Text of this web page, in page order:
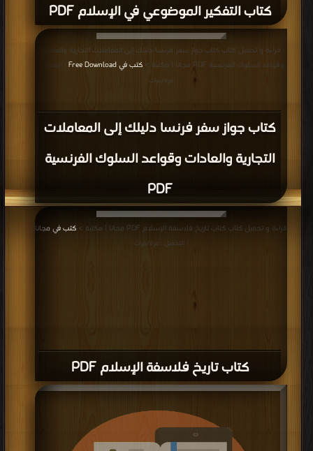
كتاب جواز سفر فرنسا دليلك إلى المعاملات
التجارية والعادات وقواعد السلوك الفرنسية
PDF
قراءة و تحميل كتاب كتاب جواز سفر فرنسا دليلك إلى المعاملات التجارية والعادات
وقواعد السلوك الفرنسية PDF مجانا | مكتبة >
كتب في Free Download
كتاب تاريخ فلاسفة الإسلام PDF
قراءة و تحميل كتاب كتاب تاريخ فلاسفة الإسلام PDF مجانا | مكتبة > كتب في مجانا